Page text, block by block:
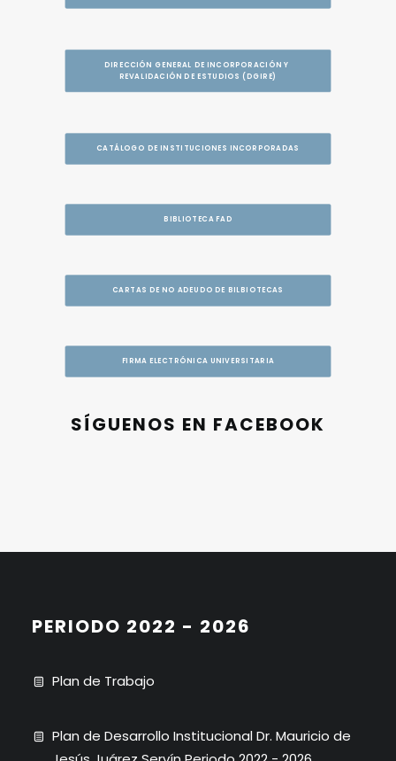
DIRECCIÓN GENERAL DE INCORPORACIÓN Y
REVALIDACIÓN DE ESTUDIOS (DGIRE)
CATÁLOGO DE INSTITUCIONES INCORPORADAS
BIBLIOTECA FAD
CARTAS DE NO ADEUDO DE BILBIOTECAS
FIRMA ELECTRÓNICA UNIVERSITARIA
SÍGUENOS EN FACEBOOK
PERIODO 2022 - 2026
Plan de Trabajo
Plan de Desarrollo Institucional Dr. Mauricio de